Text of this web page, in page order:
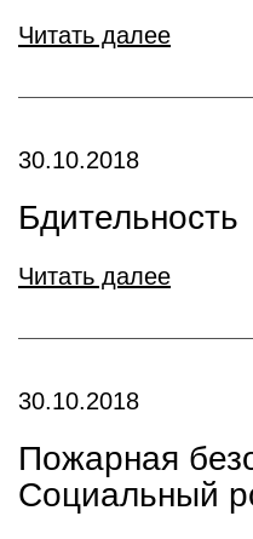
Читать далее
30.10.2018
Бдительность
Читать далее
30.10.2018
Пожарная
Социальный